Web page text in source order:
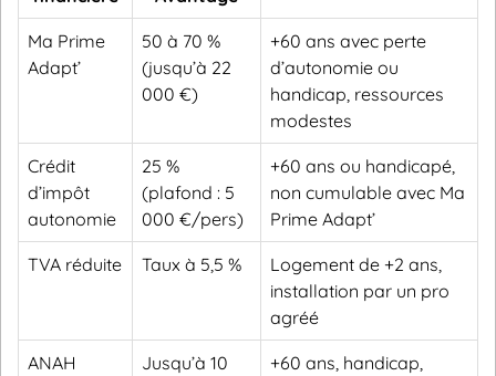
Ma Prime
Adapt’
50 à 70 %
(jusqu’à 22
000 €)
+60 ans avec perte
d’autonomie ou
handicap, ressources
modestes
Crédit
d’impôt
autonomie
25 %
(plafond : 5
000 €/pers)
+60 ans ou handicapé,
non cumulable avec Ma
Prime Adapt’
TVA réduite Taux à 5,5 %
Logement de +2 ans,
installation par un pro
agréé
ANAH
Jusqu’à 10
+60 ans, handicap,